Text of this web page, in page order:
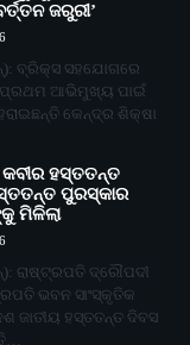
ଜରୁରୀ’
ବ୍ରିକ୍ସ ସହଯୋଗରେ
ପ୍ରଥମ ଆଭିମୁଖ୍ୟ ପାଇଁ
କେନ୍ଦ୍ର ଶିକ୍ଷା
କବୀର ହସ୍ତତନ୍ତ
ପୁରସ୍କାର
ମିଳିଲା
ରାଷ୍ଟ୍ରପତି ଦ୍ରୌପଦୀ
ଭବନ ସାଂସ୍କୃତିକ
ଜାତୀୟ ହସ୍ତତନ୍ତ ଦିବସ